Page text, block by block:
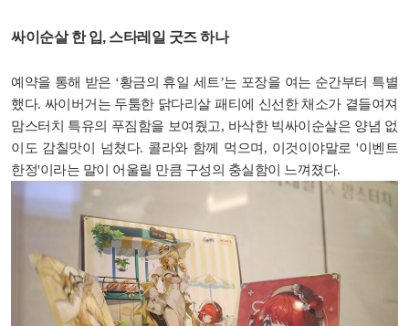
싸이순살 한 입, 스타레일 굿즈 하나
예약을 통해 받은 ‘황금의 휴일 세트’는 포장을 여는 순간부터 특별
했다. 싸이버거는 두툼한 닭다리살 패티에 신선한 채소가 곁들여져
맘스터치 특유의 푸짐함을 보여줬고, 바삭한 빅싸이순살은 양념 없
이도 감칠맛이 넘쳤다. 콜라와 함께 먹으며, 이것이야말로 '이벤트
한정'이라는 말이 어울릴 만큼 구성의 충실함이 느껴졌다.